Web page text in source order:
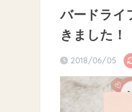
バードライ
きました！
2018/06/05